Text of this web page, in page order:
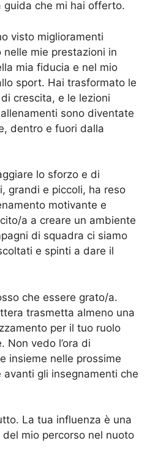
che mi hai offerto.
visto miglioramenti
mie prestazioni in
mia fiducia e nel mio
sport. Hai trasformato le
crescita, e le lezioni
sono diventate
dentro e fuori dalla
lo sforzo e di
grandi e piccoli, ha reso
motivante e
a a creare un ambiente
di squadra ci siamo
e spinti a dare il
che essere grato/a.
trasmetta almeno una
per il tuo ruolo
Non vedo l’ora di
insieme nelle prossime
gli insegnamenti che
La tua influenza è una
mio percorso nel nuoto